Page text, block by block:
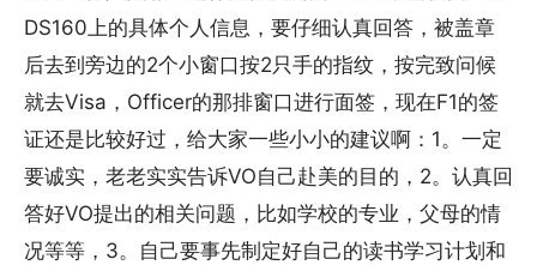
DS160上的具体个人信息，要仔细认真回答，被盖章
后去到旁边的2个小窗口按2只手的指纹，按完致问候
就去Visa，Officer的那排窗口进行面签，现在F1的签
证还是比较好过，给大家一些小小的建议啊：1。一定
要诚实，老老实实告诉VO自己赴美的目的，2。认真回
答好VO提出的相关问题，比如学校的专业，父母的情
况等等，3。自己要事先制定好自己的读书学习计划和